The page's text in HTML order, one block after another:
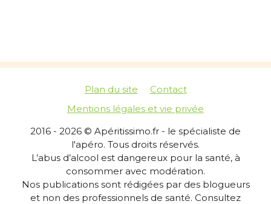
Plan du site
Contact
Mentions légales et vie privée
2016 - 2026 © Apéritissimo.fr - le spécialiste de
l'apéro. Tous droits réservés.
L’abus d’alcool est dangereux pour la santé, à
consommer avec modération.
Nos publications sont rédigées par des blogueurs
et non des professionnels de santé. Consultez